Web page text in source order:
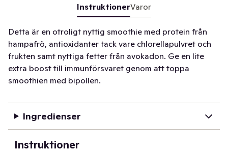
InstruktionerVaror
Detta är en otroligt nyttig smoothie med protein från
hampafrö, antioxidanter tack vare chlorellapulvret och
frukten samt nyttiga fetter från avokadon. Ge en lite
extra boost till immunförsvaret genom att toppa
smoothien med bipollen.
Ingredienser
Instruktioner